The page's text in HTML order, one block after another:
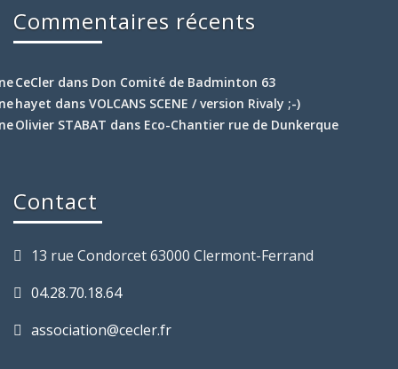
Commentaires récents
CeCler dans Don Comité de Badminton 63
hayet dans VOLCANS SCENE / version Rivaly ;-)
Olivier STABAT dans Eco-Chantier rue de Dunkerque
Contact
13 rue Condorcet 63000 Clermont-Ferrand
04.28.70.18.64
association@cecler.fr